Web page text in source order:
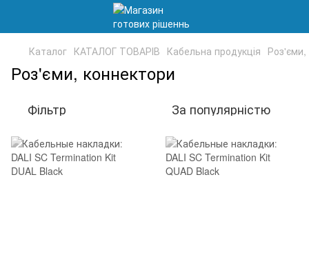
Каталог КАТАЛОГ ТОВАРІВ Кабельна продукція Роз'єми,
Роз'єми, коннектори
Фільтр За популярністю